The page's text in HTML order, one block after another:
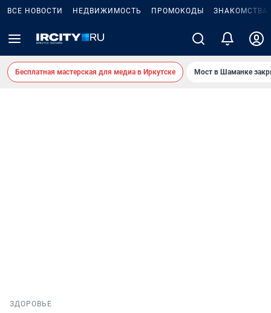
ВСЕ НОВОСТИ НЕДВИЖИМОСТЬ ПРОМОКОДЫ ЗНАКОМСТВА
Бесплатная мастерская для медиа в Иркутске Мост в Шаманке
ЗДОРОВЬЕ